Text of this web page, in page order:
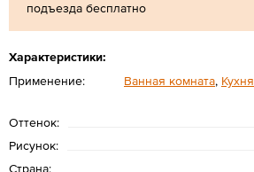
подъезда бесплатно
Характеристики:
Применение:
Ванная комната, Кухня
Оттенок:
Рисунок:
Страна: